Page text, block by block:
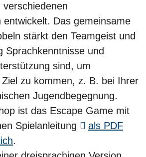
verschiedenen
entwickelt. Das gemeinsame
stärkt den Teamgeist und
Sprachkenntnisse und
sind, um
zu kommen, z. B. bei Ihrer
Jugendbegegnung.
ist das Escape Game mit
Spielanleitung
als PDF
.